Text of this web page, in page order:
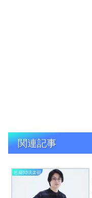
関連記事
怒羅悶倶楽部